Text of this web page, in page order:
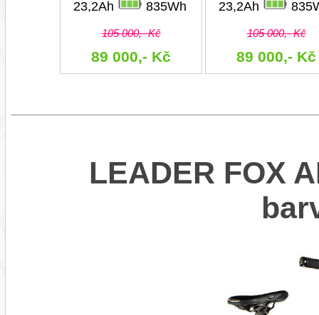
23,2Ah
835Wh
105 000,- Kč
89 000,- Kč
23,2Ah
105 000,- Kč
89 000,- Kč
LEADER FOX